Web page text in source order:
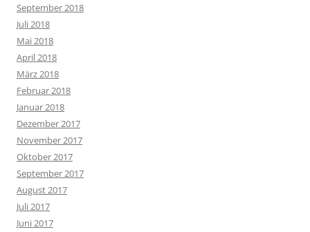
September 2018
Juli 2018
Mai 2018
April 2018
März 2018
Februar 2018
Januar 2018
Dezember 2017
November 2017
Oktober 2017
September 2017
August 2017
Juli 2017
Juni 2017